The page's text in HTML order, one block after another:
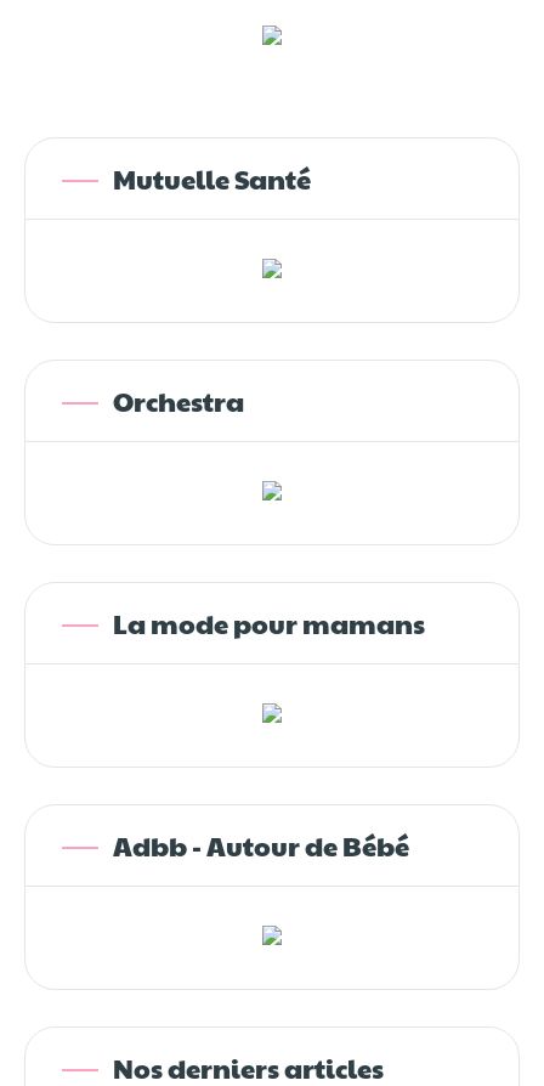
Mutuelle Santé
Orchestra
La mode pour mamans
Adbb - Autour de Bébé
Nos derniers articles